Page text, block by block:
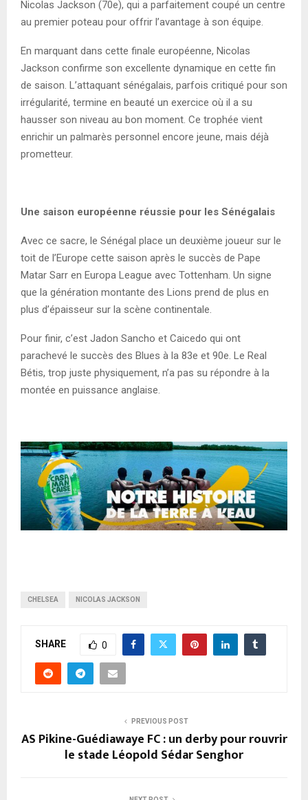
Nicolas Jackson (70e), qui a parfaitement coupé un centre
au premier poteau pour offrir l’avantage à son équipe.
En marquant dans cette finale européenne, Nicolas
Jackson confirme son excellente dynamique en cette fin
de saison. L’attaquant sénégalais, parfois critiqué pour son
irrégularité, termine en beauté un exercice où il a su
hausser son niveau au bon moment. Ce trophée vient
enrichir un palmarès personnel encore jeune, mais déjà
prometteur.
Une saison européenne réussie pour les Sénégalais
Avec ce sacre, le Sénégal place un deuxième joueur sur le
toit de l’Europe cette saison après le succès de Pape
Matar Sarr en Europa League avec Tottenham. Un signe
que la génération montante des Lions prend de plus en
plus d’épaisseur sur la scène continentale.
Pour finir, c’est Jadon Sancho et Caicedo qui ont
parachevé le succès des Blues à la 83e et 90e. Le Real
Bétis, trop juste physiquement, n’a pas su répondre à la
montée en puissance anglaise.
CHELSEA NICOLAS JACKSON
SHARE 0
PREVIOUS POST
AS Pikine-Guédiawaye FC : un derby pour rouvrir
le stade Léopold Sédar Senghor